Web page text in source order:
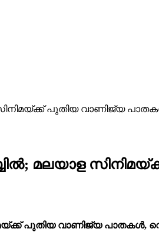
പുതിയ വാണിജ്യ
മലയാള
പുതിയ വാണിജ്യ പാതകൾ,